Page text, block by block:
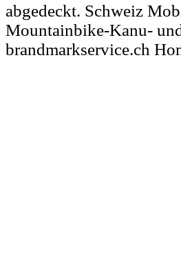
abgedeckt. Schweiz
Mountainbike-Kanu-
brandmarkservice.ch